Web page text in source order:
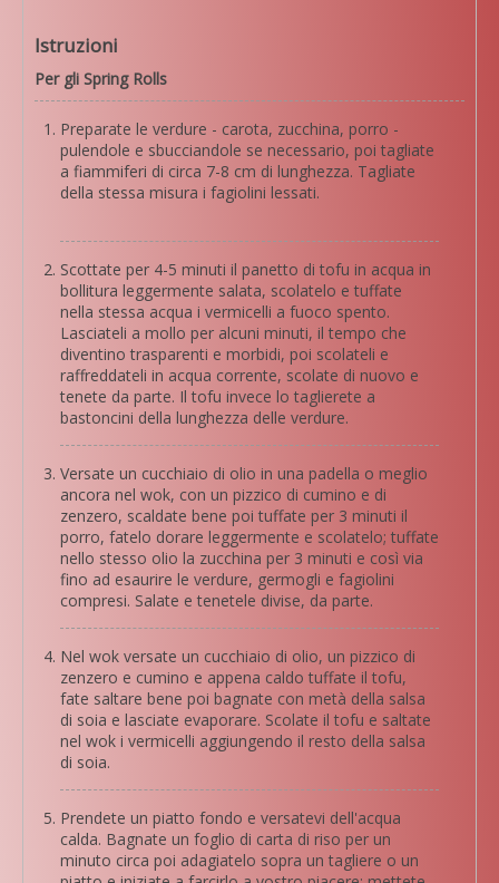
Istruzioni
Per gli Spring Rolls
Preparate le verdure - carota, zucchina, porro -
pulendole e sbucciandole se necessario, poi tagliate
a fiammiferi di circa 7-8 cm di lunghezza. Tagliate
della stessa misura i fagiolini lessati.
Scottate per 4-5 minuti il panetto di tofu in acqua in
bollitura leggermente salata, scolatelo e tuffate
nella stessa acqua i vermicelli a fuoco spento.
Lasciateli a mollo per alcuni minuti, il tempo che
diventino trasparenti e morbidi, poi scolateli e
raffreddateli in acqua corrente, scolate di nuovo e
tenete da parte. Il tofu invece lo taglierete a
bastoncini della lunghezza delle verdure.
Versate un cucchiaio di olio in una padella o meglio
ancora nel wok, con un pizzico di cumino e di
zenzero, scaldate bene poi tuffate per 3 minuti il
porro, fatelo dorare leggermente e scolatelo; tuffate
nello stesso olio la zucchina per 3 minuti e così via
fino ad esaurire le verdure, germogli e fagiolini
compresi. Salate e tenetele divise, da parte.
Nel wok versate un cucchiaio di olio, un pizzico di
zenzero e cumino e appena caldo tuffate il tofu,
fate saltare bene poi bagnate con metà della salsa
di soia e lasciate evaporare. Scolate il tofu e saltate
nel wok i vermicelli aggiungendo il resto della salsa
di soia.
Prendete un piatto fondo e versatevi dell'acqua
calda. Bagnate un foglio di carta di riso per un
minuto circa poi adagiatelo sopra un tagliere o un